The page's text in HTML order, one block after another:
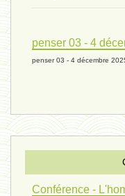
penser 01 - 9 février
univers 09 V4 - 26
penser 03 - 4
penser 03 - 4 décembre
Conférence -